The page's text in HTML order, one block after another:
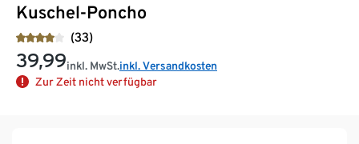
Kuschel-Poncho
(33)
39,99inkl. MwSt.inkl. Versandkosten
Zur Zeit nicht verfügbar